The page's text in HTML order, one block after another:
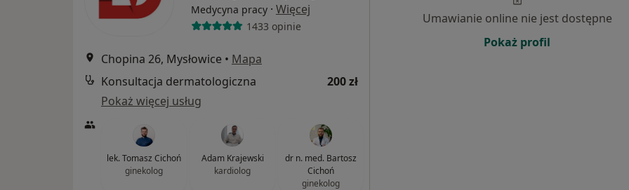
Medycyna pracy · Więcej
1433 opinie
Chopina 26, Mysłowice • Mapa
Konsultacja dermatologiczna
200 zł
Pokaż więcej usług
lek. Tomasz Cichoń
ginekolog
Adam Krajewski
kardiolog
dr n. med. Bartosz
Cichoń
ginekolog
Umawianie online nie jest dostępne
Pokaż profil